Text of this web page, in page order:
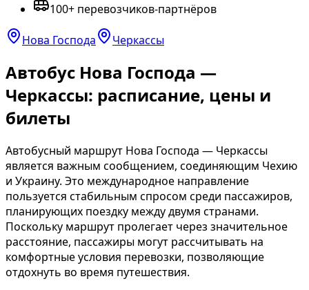
100+ перевозчиков-партнёров
Нова Господа Черкассы
Автобус Нова Господа —
Черкассы: расписание, цены и
билеты
Автобусный маршрут Нова Господа — Черкассы
является важным сообщением, соединяющим Чехию
и Украину. Это международное направление
пользуется стабильным спросом среди пассажиров,
планирующих поездку между двумя странами.
Поскольку маршрут пролегает через значительное
расстояние, пассажиры могут рассчитывать на
комфортные условия перевозки, позволяющие
отдохнуть во время путешествия.